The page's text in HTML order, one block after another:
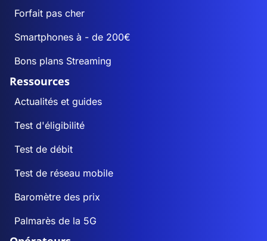
Forfait pas cher
Smartphones à - de 200€
Bons plans Streaming
Ressources
Actualités et guides
Test d'éligibilité
Test de débit
Test de réseau mobile
Baromètre des prix
Palmarès de la 5G